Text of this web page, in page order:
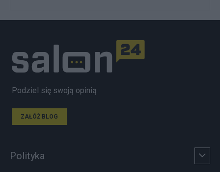
Podziel się swoją opinią
ZAŁÓŻ BLOG
Polityka